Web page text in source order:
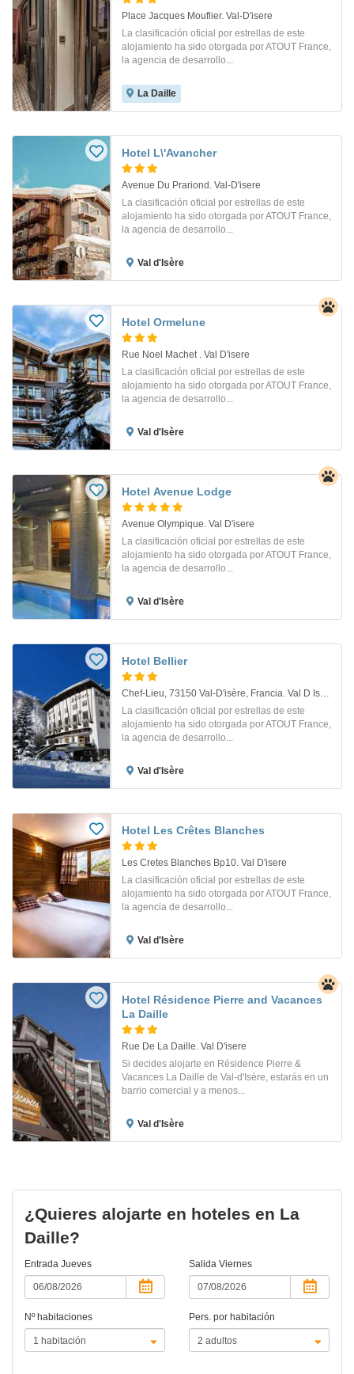
Place Jacques Mouflier. Val-D'isere
La clasificación oficial por estrellas de este
alojamiento ha sido otorgada por ATOUT France,
la agencia de desarrollo...
La Daille
Hotel L\'Avancher
Avenue Du Prariond. Val-D'isere
La clasificación oficial por estrellas de este
alojamiento ha sido otorgada por ATOUT France,
la agencia de desarrollo...
Val d'Isère
Hotel Ormelune
Rue Noel Machet . Val D'isere
La clasificación oficial por estrellas de este
alojamiento ha sido otorgada por ATOUT France,
la agencia de desarrollo...
Val d'Isère
Hotel Avenue Lodge
Avenue Olympique. Val D'isere
La clasificación oficial por estrellas de este
alojamiento ha sido otorgada por ATOUT France,
la agencia de desarrollo...
Val d'Isère
Hotel Bellier
Chef-Lieu, 73150 Val-D'isère, Francia. Val D Isere
La clasificación oficial por estrellas de este
alojamiento ha sido otorgada por ATOUT France,
la agencia de desarrollo...
Val d'Isère
Hotel Les Crêtes Blanches
Les Cretes Blanches Bp10. Val D'isere
La clasificación oficial por estrellas de este
alojamiento ha sido otorgada por ATOUT France,
la agencia de desarrollo...
Val d'Isère
Hotel Résidence Pierre and Vacances
La Daille
Rue De La Daille. Val D'isere
Si decides alojarte en Résidence Pierre &
Vacances La Daille de Val-d'Isère, estarás en un
barrio comercial y a menos...
Val d'Isère
¿Quieres alojarte en hoteles en La
Daille?
Entrada Jueves Salida Viernes
Nº habitaciones Pers. por habitación